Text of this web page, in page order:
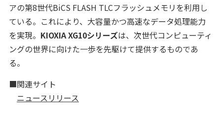
アの第8世代BiCS FLASH TLCフラッシュメモリを利用し
ている。これにより、大容量かつ高速なデータ処理能力
を実現。 KIOXIA XG10シリーズは、次世代コンピューティ
ングの世界に向けた一歩を先駆けて提供するものであ
る。
■関連サイト
ニュースリリース